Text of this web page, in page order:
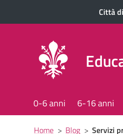
Città
0-6 anni 6-16 anni
Briciole
Home> Blog> Servizi